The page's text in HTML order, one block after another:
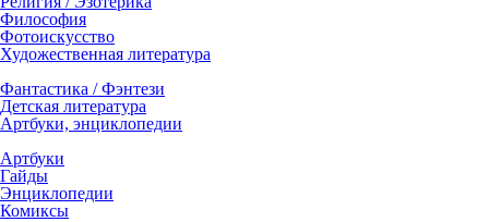
Философия
Фотоискусство
Художественная литература
Фантастика / Фэнтези
Детская литература
Артбуки, энциклопедии
Артбуки
Гайды
Энциклопедии
Комиксы